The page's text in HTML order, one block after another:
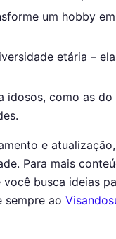
um hobby
etária –
idosos, como as
e
Para mais
você busca ideias
sempre ao